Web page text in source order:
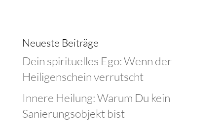
Neueste Beiträge
Dein spirituelles Ego: Wenn der
Heiligenschein verrutscht
Innere Heilung: Warum Du kein
Sanierungsobjekt bist